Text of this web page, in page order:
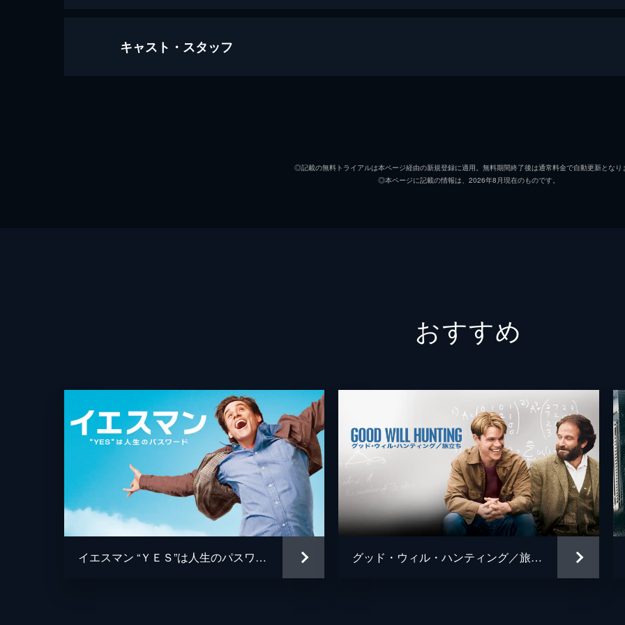
ラ・ラ・ランド
キャスト・スタッフ
キース
キャ
トム
ミー
デイ
ジョシ
◎記載の無料トライアルは本ページ経由の新規登録に適用。無料期間終了後は通常料金で自動更新となり
◎本ページに記載の情報は、2026年8月現在のものです。
おすすめ
イエスマン “ＹＥＳ”は人生のパスワード グッド・ウィル・ハンティング／旅立ち